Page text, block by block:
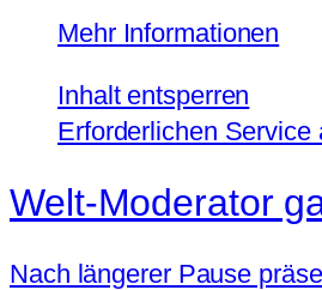
Mehr Informationen
Inhalt entsperren
Erforderlichen Service
Welt-Moderator
Nach längerer Pause